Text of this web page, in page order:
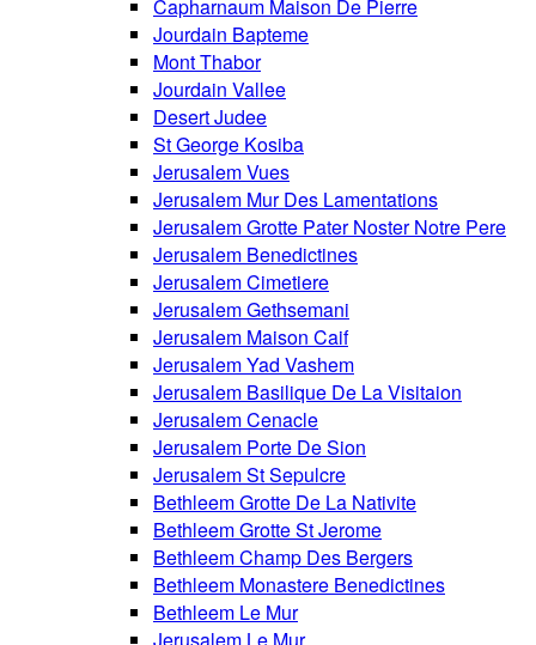
Capharnaum Maison De Pierre
Jourdain Bapteme
Mont Thabor
Jourdain Vallee
Desert Judee
St George Kosiba
Jerusalem Vues
Jerusalem Mur Des Lamentations
Jerusalem Grotte Pater Noster Notre Pere
Jerusalem Benedictines
Jerusalem Cimetiere
Jerusalem Gethsemani
Jerusalem Maison Caif
Jerusalem Yad Vashem
Jerusalem Basilique De La Visitaion
Jerusalem Cenacle
Jerusalem Porte De Sion
Jerusalem St Sepulcre
Bethleem Grotte De La Nativite
Bethleem Grotte St Jerome
Bethleem Champ Des Bergers
Bethleem Monastere Benedictines
Bethleem Le Mur